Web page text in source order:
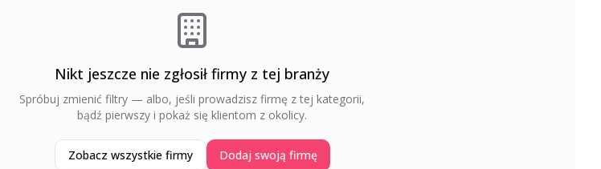
Nikt jeszcze nie zgłosił firmy z tej branży
Spróbuj zmienić filtry — albo, jeśli prowadzisz firmę z tej kategorii,
bądź pierwszy i pokaż się klientom z okolicy.
Zobacz wszystkie firmy Dodaj swoją firmę